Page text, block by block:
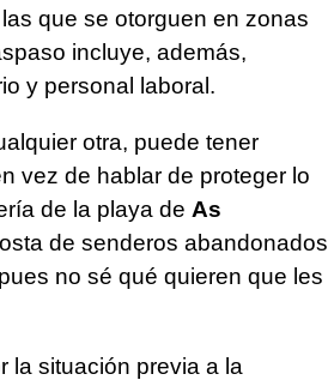
que se otorguen en zonas
incluye, además,
y personal laboral.
otra, puede tener
vez de hablar de proteger lo
de la playa de As
de senderos abandonados
no sé qué quieren que les
la situación previa a la